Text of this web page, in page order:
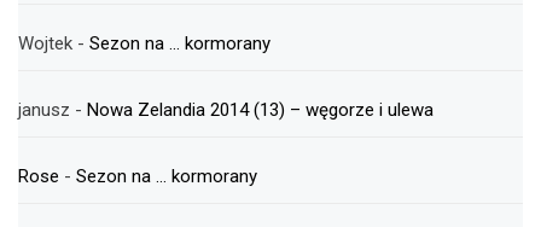
Wojtek - Sezon na … kormorany
janusz - Nowa Zelandia 2014 (13) – węgorze i ulewa
Rose - Sezon na … kormorany